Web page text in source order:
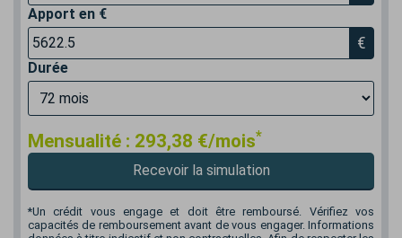
Apport en €
€
Durée
Mensualité : 293,38 €/mois*
Recevoir la simulation
*Un crédit vous engage et doit être remboursé. Vérifiez vos
capacités de remboursement avant de vous engager. Informations